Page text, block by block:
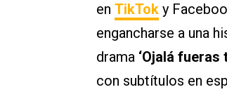
en TikTok y
engancharse a una
drama ‘Ojalá fueras
con subtítulos en